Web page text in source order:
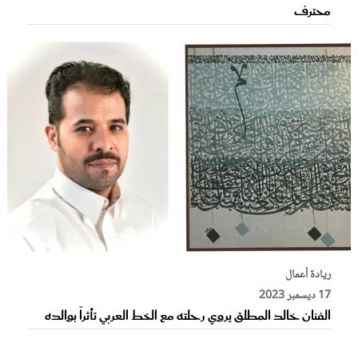
محترف
ريادة أعمال
17 ديسمبر 2023
الفنان خالد المطلق يروي رحلته مع الخط العربي تأثراً بوالده